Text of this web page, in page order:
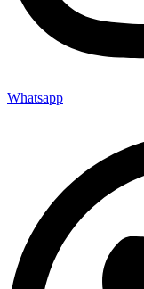
Whatsapp